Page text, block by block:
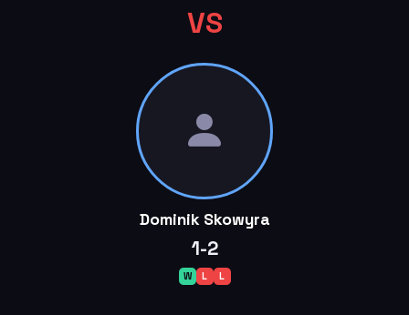
VS
Dominik Skowyra
1-2
W L L